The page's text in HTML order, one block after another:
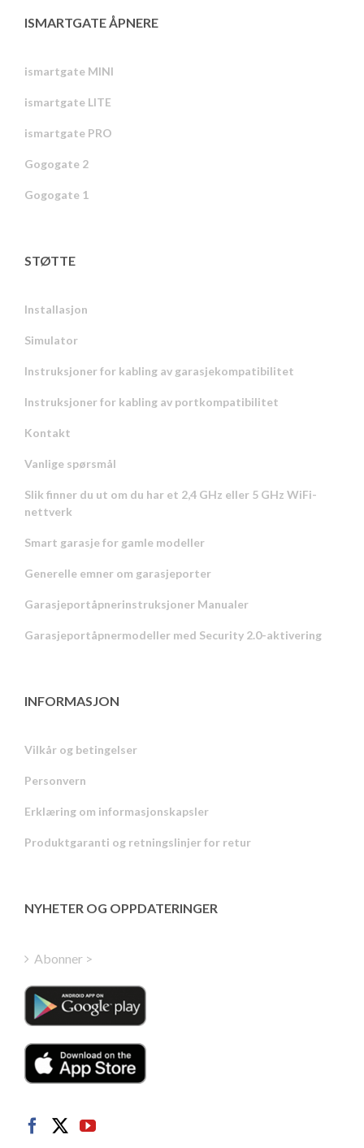
ISMARTGATE ÅPNERE
ismartgate MINI
ismartgate LITE
ismartgate PRO
Gogogate 2
Gogogate 1
STØTTE
Installasjon
Simulator
Instruksjoner for kabling av garasjekompatibilitet
Instruksjoner for kabling av portkompatibilitet
Kontakt
Vanlige spørsmål
Slik finner du ut om du har et 2,4 GHz eller 5 GHz WiFi-
nettverk
Smart garasje for gamle modeller
Generelle emner om garasjeporter
Garasjeportåpnerinstruksjoner Manualer
Garasjeportåpnermodeller med Security 2.0-aktivering
INFORMASJON
Vilkår og betingelser
Personvern
Erklæring om informasjonskapsler
Produktgaranti og retningslinjer for retur
NYHETER OG OPPDATERINGER
Abonner >